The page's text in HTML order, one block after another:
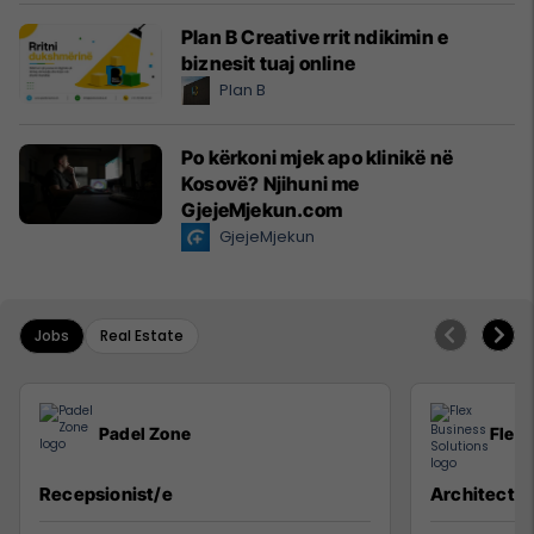
Plan B Creative rrit ndikimin e
biznesit tuaj online
Plan B
Po kërkoni mjek apo klinikë në
Kosovë? Njihuni me
GjejeMjekun.com
GjejeMjekun
Jobs Real Estate
Padel Zone
Recepsionist/e
Flex
Architect